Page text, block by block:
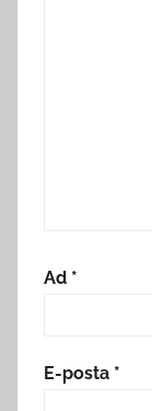
Ad *
E-posta *